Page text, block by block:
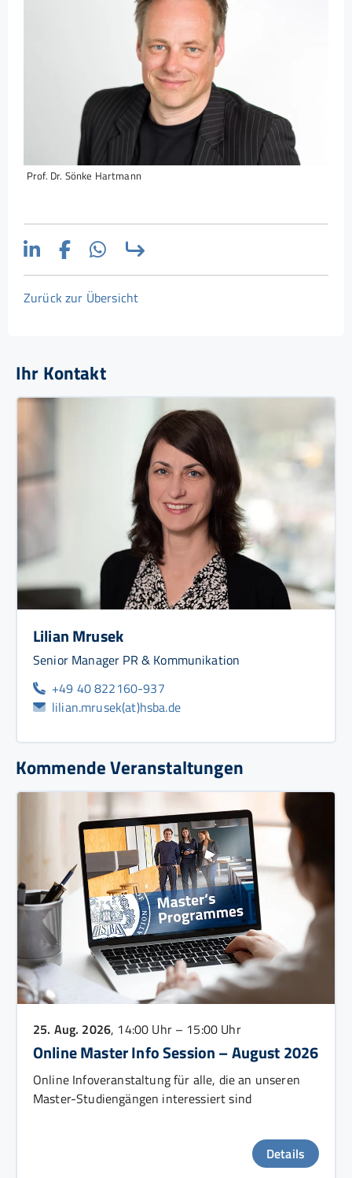
Prof. Dr. Sönke Hartmann
Zurück zur Übersicht
Ihr Kontakt
Lilian Mrusek
Senior Manager PR & Kommunikation
+49 40 822160-937
lilian.mrusek(at)hsba.de
Kommende Veranstaltungen
25. Aug. 2026, 14:00 Uhr – 15:00 Uhr
Online Master Info Session – August 2026
Online Infoveranstaltung für alle, die an unseren
Master-Studiengängen interessiert sind
Details